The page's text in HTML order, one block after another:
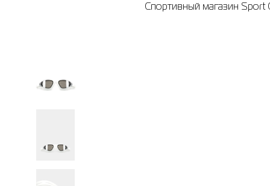
Спортивный магазин Sport